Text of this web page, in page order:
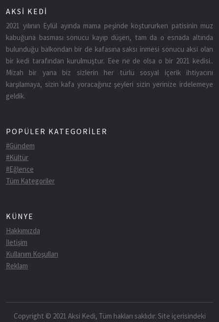
AKSİ KEDİ
2021 yılının Eylül ayında mama peşinde koştururken patisinin muz
kabuğuna basması sonucu kayıp düşen, tam da o esnada altında
bulunduğu balkondan bir de kafasına saksı inmesi sonucu aksi olan
bir kedi tarafından kurulmuştur. Eee ne de olsa o bir 2021 kedisi..
Mizah bir yana biz sizlerin her türlü sosyal içerik ihtiyacını
karşılamaya, sizin kafa yoracağınız şeyleri sizin yerinize irdelemeye
geldik.
POPÜLER KATEGORİLER
#Gündem
#Kültür
#Eğlence
Tüm Kategoriler
KÜNYE
Hakkımızda
İletişim
Kullanım Koşulları
Reklam
Copyright © 2021 Aksi Kedi, Tüm hakları saklıdır. Site içerisindeki